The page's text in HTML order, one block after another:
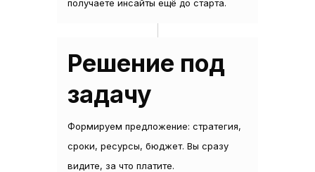
получаете инсайты ещё до старта.
Решение под
задачу
Формируем предложение: стратегия,
сроки, ресурсы, бюджет. Вы сразу
видите, за что платите.